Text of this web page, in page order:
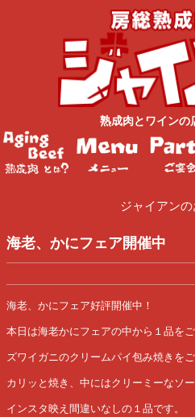
熟成肉と ワインの
ジャイアン
海老、かにフェア開催中
海老、かにフェア好評開催中！
本日は海老かにフェアの中から１品をご
ズワイガニのクリームパイ包み焼きをご
カリッと焼き、中にはクリーミーなソ
インスタ映え間違いなしの１品です。